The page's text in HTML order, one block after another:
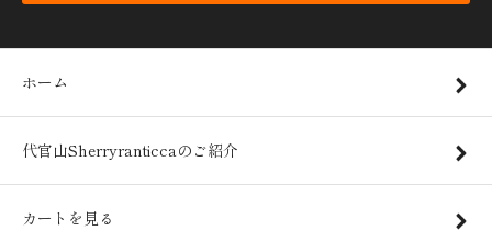
ホーム
代官山Sherryranticcaのご紹介
カートを見る